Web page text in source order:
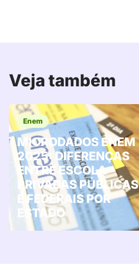
Veja também
Enem
MICRODADOS ENEM
2025: DIFERENÇAS
ENTRE ESCOLA
PRIVADAS PÚBLICAS
E FEDERAIS POR
ESTADO